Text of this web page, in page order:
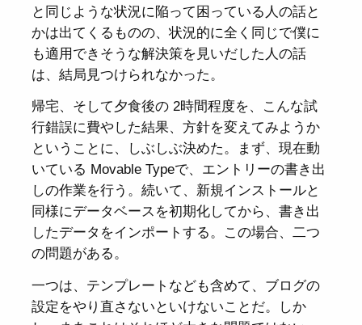
と同じような状況に陥って困っている人の話と
かは出てくるものの、状況的に全く同じで僕に
も適用できそうな解決策を見いだした人の話
は、結局見つけられなかった。
帰宅、そして夕食後の 2時間程度を、こんな試
行錯誤に費やした結果、方針を変えてみようか
ということに、しぶしぶ決めた。まず、現在動
いている Movable Typeで、エントリーの書き出
しの作業を行う。続いて、新規インストールと
同様にデータベースを初期化してから、書き出
したデータをインポートする。この場合、二つ
の問題がある。
一つは、テンプレートなども含めて、ブログの
設定をやり直さないといけないことだ。しか